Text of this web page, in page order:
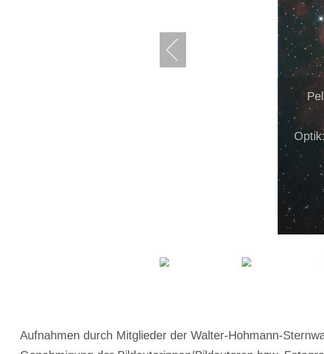
Aufnahmen durch Mitglieder der Walter-Hohmann-